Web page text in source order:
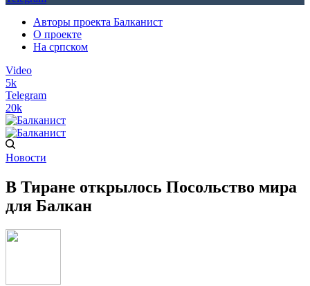
Авторы проекта Балканист
О проекте
На српском
Video
5k
Telegram
20k
Новости
В Тиране открылось Посольство мира
для Балкан